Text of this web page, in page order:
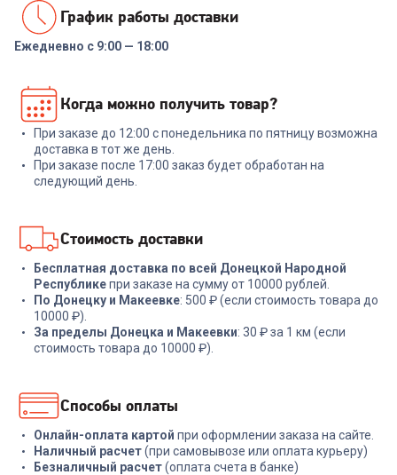
Реле напряжения Rucelf
SRW-16A 3кВА
+ 47 бонусов
1 599₽
ИнСтаб IS1000 800Вт 1000ВА
15 999₽
График работы доставки
Ежедневно с 9:00 — 18:00
Когда можно получить товар?
При заказе до 12:00 с понедельника по пятницу возможна
доставка в тот же день.
При заказе после 17:00 заказ будет обработан на
следующий день.
Стоимость доставки
Бесплатная доставка по всей Донецкой Народной
Республикепри заказе на сумму от 10000 рублей.
По Донецку и Макеевке: 500 ₽ (если стоимость товара до
10000 ₽).
За пределы Донецка и Макеевки: 30 ₽ за 1 км (если
стоимость товара до 10000 ₽).
Способы оплаты
Онлайн-оплата картой при оформлении заказа на сайте.
Наличный расчет(при самовывозе или оплата курьеру)
Безналичный расчет(оплата счета в банке)